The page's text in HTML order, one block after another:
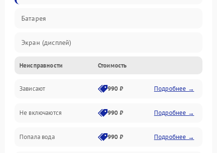
Батарея
Экран (дисплей)
Электропитание
Датчики
Связь
Дисплей
Неисправности Стоимость
Зависают 990 ₽ Подробнее →
Не включаются 990 ₽ Подробнее →
Попала вода 990 ₽ Подробнее →